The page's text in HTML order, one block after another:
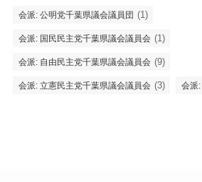
会派: 公明党千葉県議会議員団 (1)
会派: 国民民主党千葉県議会議員会 (1)
会派: 自由民主党千葉県議会議員会 (9)
会派: 立憲民主党千葉県議会議員会 (3) 会派